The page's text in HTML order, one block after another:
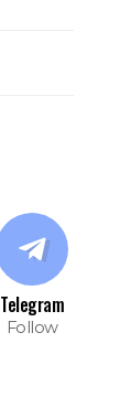
Telegram
Follow